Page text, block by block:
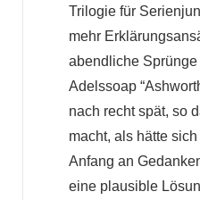
Trilogie für
mehr
abendliche
Adelssoap
nach recht spät, so
macht, als hätte
Anfang an
eine plausible